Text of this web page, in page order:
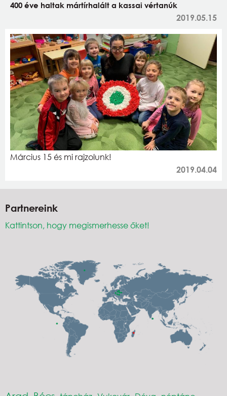
400 éve haltak mártírhalált a kassai vértanúk
2019.05.15
Március 15 és mi rajzolunk!
2019.04.04
Partnereink
Kattintson, hogy megismerhesse őket!